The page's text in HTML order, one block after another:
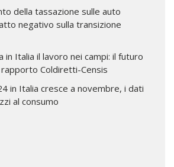
della tassazione sulle auto
negativo sulla transizione
in Italia il lavoro nei campi: il futuro
Coldiretti-Censis
in Italia cresce a novembre, i dati
al consumo